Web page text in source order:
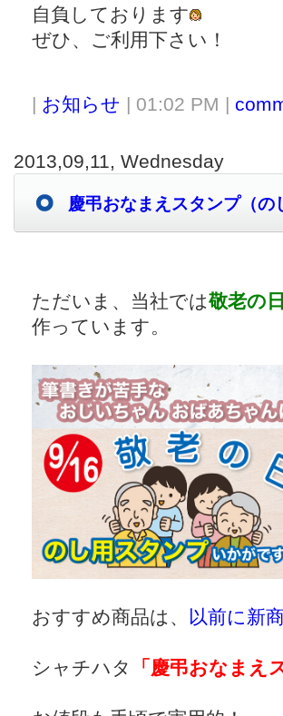
自負しております
ぜひ、ご利用下さい！
| お知らせ | 01:02 PM |
2013,09,11, Wednesday
慶弔おなまえスタンプ（の
ただいま、当社では敬老の
作っています。
おすすめ商品は、 以前に新
シャチハタ 「慶弔おなまえ